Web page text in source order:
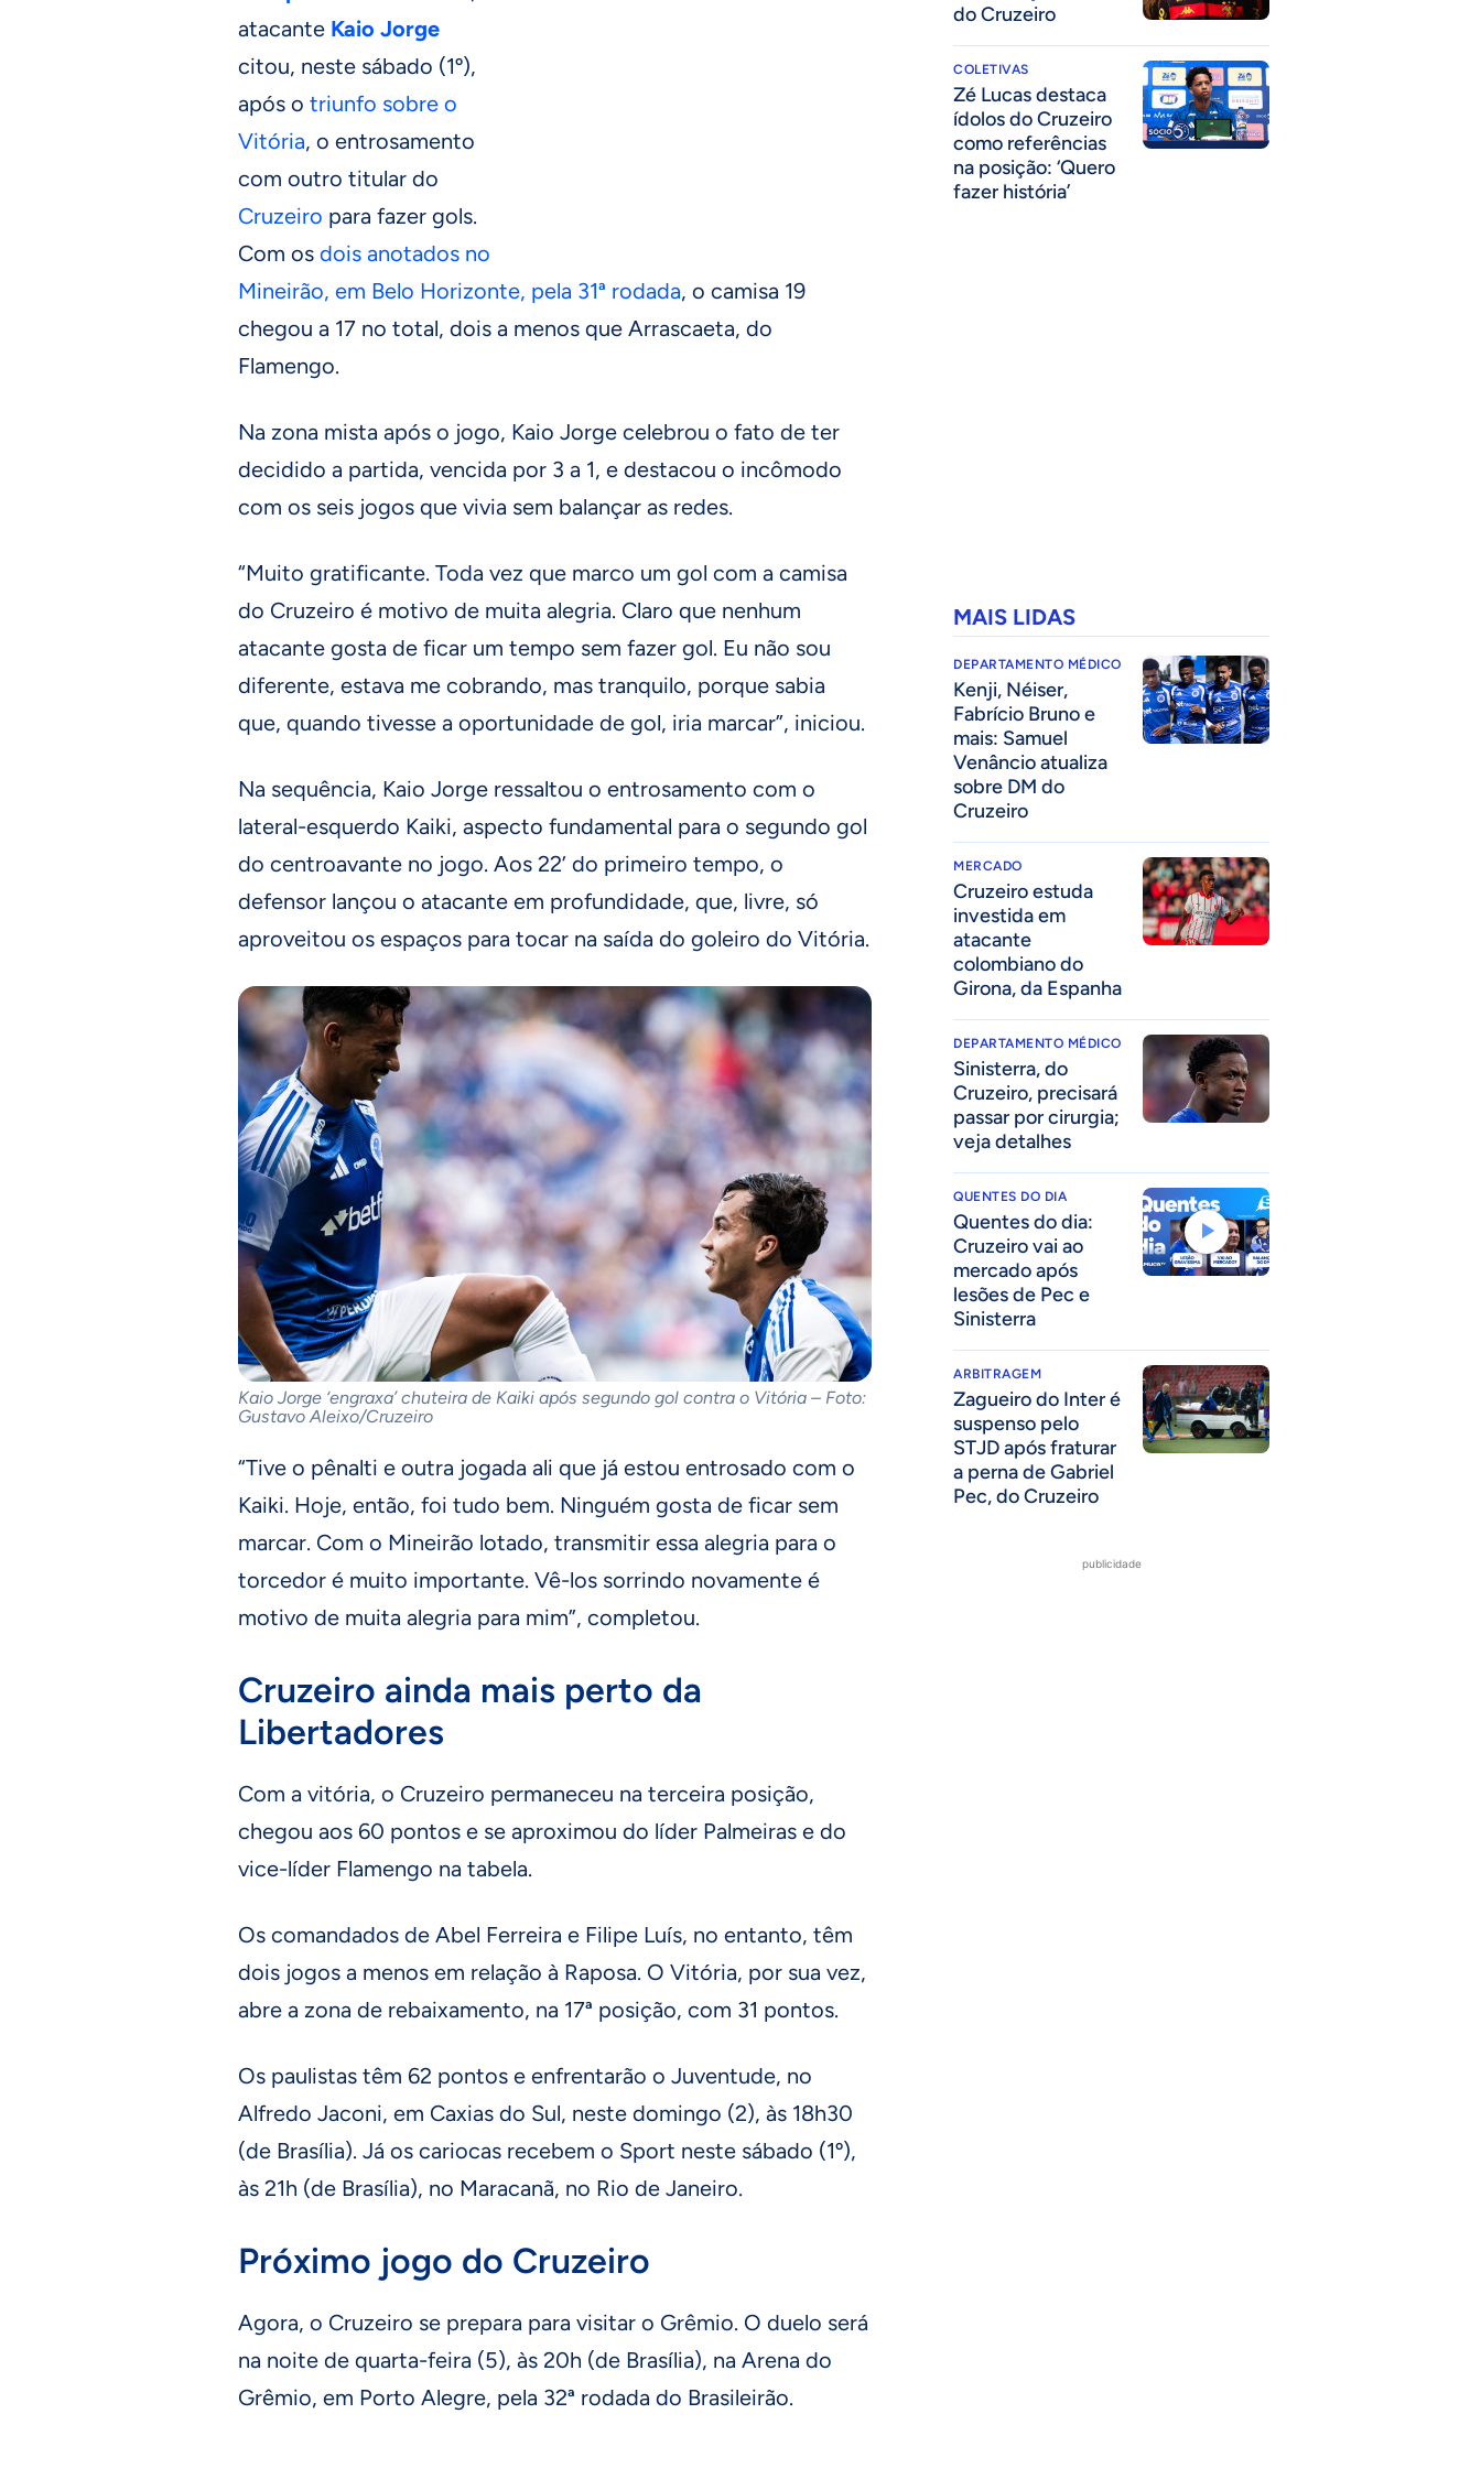
atacante Kaio Jorge
citou, neste sábado (1º),
após o triunfo sobre o
Vitória, o entrosamento
com outro titular do
Cruzeiro para fazer gols.
Com os dois anotados no
Mineirão, em Belo Horizonte, pela 31ª rodada, o camisa 19
chegou a 17 no total, dois a menos que Arrascaeta, do
Flamengo.
Na zona mista após o jogo, Kaio Jorge celebrou o fato de ter
decidido a partida, vencida por 3 a 1, e destacou o incômodo
com os seis jogos que vivia sem balançar as redes.
“Muito gratificante. Toda vez que marco um gol com a camisa
do Cruzeiro é motivo de muita alegria. Claro que nenhum
atacante gosta de ficar um tempo sem fazer gol. Eu não sou
diferente, estava me cobrando, mas tranquilo, porque sabia
que, quando tivesse a oportunidade de gol, iria marcar”, iniciou.
Na sequência, Kaio Jorge ressaltou o entrosamento com o
lateral-esquerdo Kaiki, aspecto fundamental para o segundo gol
do centroavante no jogo. Aos 22’ do primeiro tempo, o
defensor lançou o atacante em profundidade, que, livre, só
aproveitou os espaços para tocar na saída do goleiro do Vitória.
Kaio Jorge ‘engraxa’ chuteira de Kaiki após segundo gol contra o Vitória – Foto:
Gustavo Aleixo/Cruzeiro
“Tive o pênalti e outra jogada ali que já estou entrosado com o
Kaiki. Hoje, então, foi tudo bem. Ninguém gosta de ficar sem
marcar. Com o Mineirão lotado, transmitir essa alegria para o
torcedor é muito importante. Vê-los sorrindo novamente é
motivo de muita alegria para mim”, completou.
Cruzeiro ainda mais perto da
Libertadores
Com a vitória, o Cruzeiro permaneceu na terceira posição,
chegou aos 60 pontos e se aproximou do líder Palmeiras e do
vice-líder Flamengo na tabela.
Os comandados de Abel Ferreira e Filipe Luís, no entanto, têm
dois jogos a menos em relação à Raposa. O Vitória, por sua vez,
abre a zona de rebaixamento, na 17ª posição, com 31 pontos.
Os paulistas têm 62 pontos e enfrentarão o Juventude, no
Alfredo Jaconi, em Caxias do Sul, neste domingo (2), às 18h30
(de Brasília). Já os cariocas recebem o Sport neste sábado (1º),
às 21h (de Brasília), no Maracanã, no Rio de Janeiro.
Próximo jogo do Cruzeiro
Agora, o Cruzeiro se prepara para visitar o Grêmio. O duelo será
na noite de quarta-feira (5), às 20h (de Brasília), na Arena do
Grêmio, em Porto Alegre, pela 32ª rodada do Brasileirão.
do Cruzeiro
COLETIVAS
Zé Lucas destaca
ídolos do Cruzeiro
como referências
na posição: ‘Quero
fazer história’
MAIS LIDAS
DEPARTAMENTO MÉDICO
Kenji, Néiser,
Fabrício Bruno e
mais: Samuel
Venâncio atualiza
sobre DM do
Cruzeiro
MERCADO
Cruzeiro estuda
investida em
atacante
colombiano do
Girona, da Espanha
DEPARTAMENTO MÉDICO
Sinisterra, do
Cruzeiro, precisará
passar por cirurgia;
veja detalhes
QUENTES DO DIA
Quentes do dia:
Cruzeiro vai ao
mercado após
lesões de Pec e
Sinisterra
ARBITRAGEM
Zagueiro do Inter é
suspenso pelo
STJD após fraturar
a perna de Gabriel
Pec, do Cruzeiro
publicidade